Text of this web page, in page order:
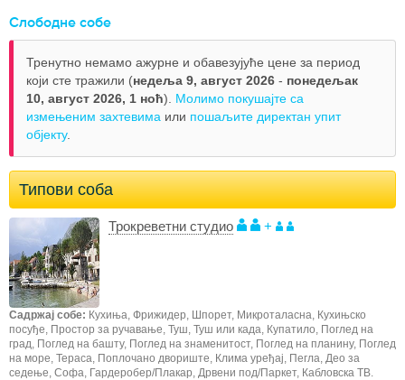
Слободне собе
Тренутно немамо ажурне и обавезујуће цене за период
који сте тражили (недеља 9, август 2026 - понедељак
10, август 2026, 1 ноћ). Молимо покушајте са
измењеним захтевима или пошаљите директан упит
објекту.
Типови соба
Трокреветни студио +
Садржај собе: Кухиња, Фрижидер, Шпорет, Микроталасна, Кухињско
посуђе, Простор за ручавање, Туш, Туш или када, Купатило, Поглед на
град, Поглед на башту, Поглед на знаменитост, Поглед на планину, Поглед
на море, Тераса, Поплочано двориште, Клима уређај, Пегла, Део за
седење, Софа, Гардеробер/Плакар, Дрвени под/Паркет, Кабловска ТВ.